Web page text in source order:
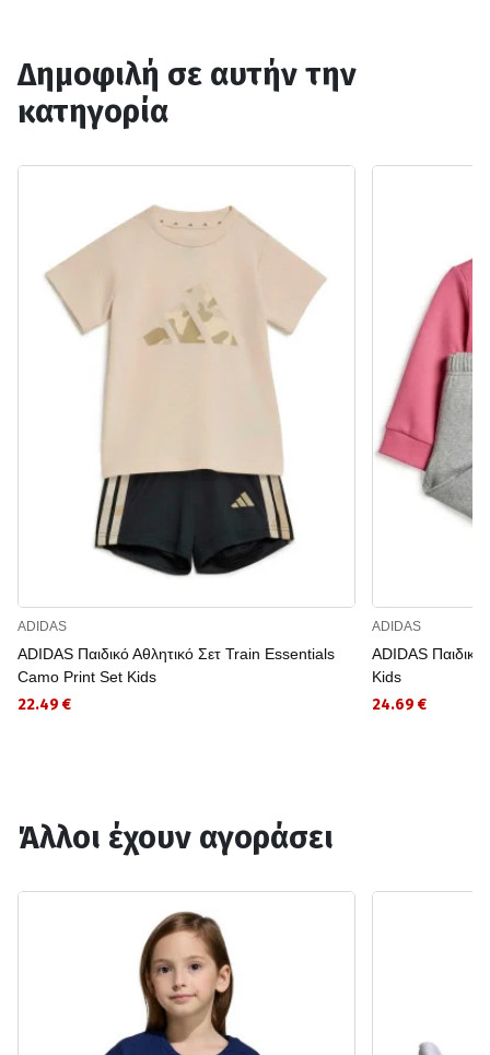
Δημοφιλή σε αυτήν την
κατηγορία
ADIDAS
ADIDAS Παιδικό Αθλητικό Σετ Train Essentials
Camo Print Set Kids
22.49 €
ADIDAS
ADIDAS
Kids
24.69 €
Άλλοι έχουν αγοράσει